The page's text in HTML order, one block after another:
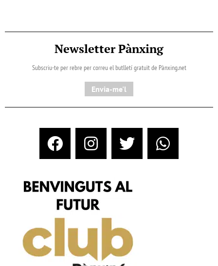
Newsletter Pànxing
Subscriu-te per rebre per correu el butlletí gratuït de Pànxing.net​
Envia-me'l